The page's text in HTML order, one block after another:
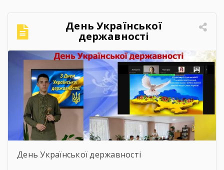
День Української
державності
День Української державності